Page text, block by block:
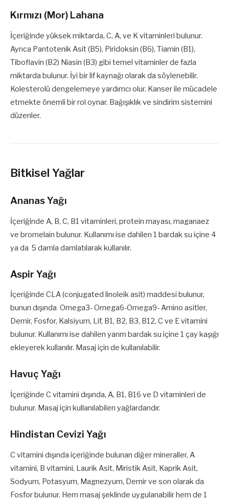
Kırmızı (Mor) Lahana
İçeriğinde yüksek miktarda, C, A, ve K vitaminleri bulunur.
Ayrıca Pantotenik Asit (B5), Piridoksin (B6), Tiamin (B1),
Tiboflavin (B2) Niasin (B3) gibi temel vitaminler de fazla
miktarda bulunur. İyi bir lif kaynağı olarak da söylenebilir.
Kolesterolü dengelemeye yardımcı olur. Kanser ile mücadele
etmekte önemli bir rol oynar. Bağışıklık ve sindirim sistemini
düzenler.
Bitkisel Yağlar
Ananas Yağı
İçeriğinde A, B, C, B1 vitaminleri, protein mayası, maganaez
ve bromelain bulunur. Kullanımı ise dahilen 1 bardak su içine 4
ya da 5 damla damlatılarak kullanılır.
Aspir Yağı
İçeriğinde CLA (conjugated linoleik asit) maddesi bulunur,
bunun dışında Omega3- Omega6-Omega9- Amino asitler,
Demir, Fosfor, Kalsiyum, Lif, B1, B2, B3, B12, C ve E vitamini
bulunur. Kullanımı ise dahilen yarım bardak su içine 1 çay kaşığı
ekleyerek kullanılır. Masaj için de kullanılabilir.
Havuç Yağı
İçeriğinde C vitamini dışında, A, B1, B16 ve D vitaminleri de
bulunur. Masaj için kullanılabilen yağlardandır.
Hindistan Cevizi Yağı
C vitamini dışında içeriğinde bulunan diğer mineraller, A
vitamini, B vitamini, Laurik Asit, Miristik Asit, Kaprik Asit,
Sodyum, Potasyum, Magnezyum, Demir ve son olarak da
Fosfor bulunur. Hem masaj şeklinde uygulanabilir hem de 1